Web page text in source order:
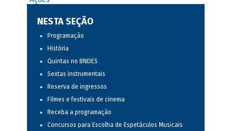
NESTA SEÇÃO
Programação
História
Quintas no BNDES
Sextas instrumentais
Reserva de ingressos
Filmes e festivais de cinema
Receba a programação
Concursos para Escolha de Espetáculos Musicais